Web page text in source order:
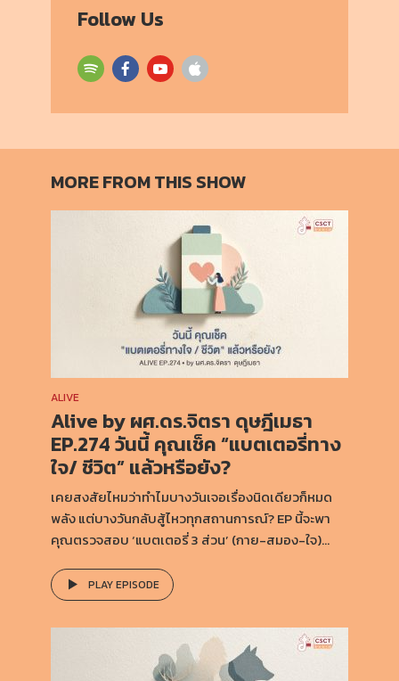
Follow Us
MORE FROM THIS SHOW
ALIVE
Alive by ผศ.ดร.จิตรา ดุษฎีเมธา
EP.274 วันนี้ คุณเช็ค “แบตเตอรี่ทาง
ใจ/ ชีวิต” แล้วหรือยัง?
เคยสงสัยไหมว่าทำไมบางวันเจอเรื่องนิดเดียวก็หมด
พลัง แต่บางวันกลับสู้ไหวทุกสถานการณ์? EP นี้จะพา
คุณตรวจสอบ ‘แบตเตอรี่ 3 ส่วน’ (กาย-สมอง-ใจ)...
PLAY EPISODE